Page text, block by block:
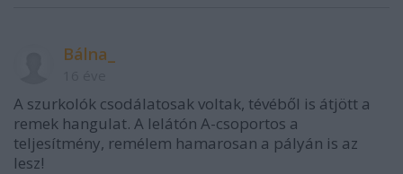
Bálna_
A szurkolók csodálatosak voltak, tévéből is átjött a
remek hangulat. A lelátón A-csoportos a
teljesítmény, remélem hamarosan a pályán is az
lesz!